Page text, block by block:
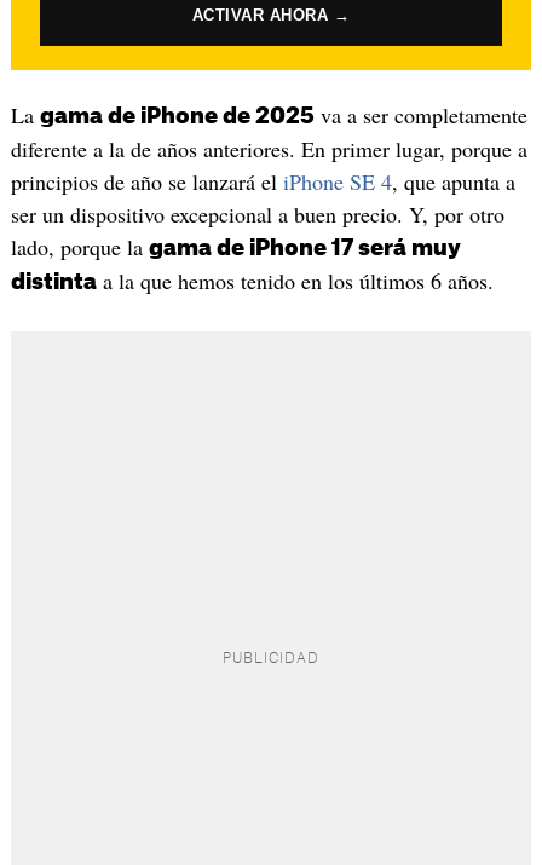
ACTIVAR AHORA →
La gama de iPhone de 2025va a ser completamente
diferente a la de años anteriores. En primer lugar, porque a
principios de año se lanzará el iPhone SE 4, que apunta a
ser un dispositivo excepcional a buen precio. Y, por otro
lado, porque la gama de iPhone 17 será muy
distintaa la que hemos tenido en los últimos 6 años.